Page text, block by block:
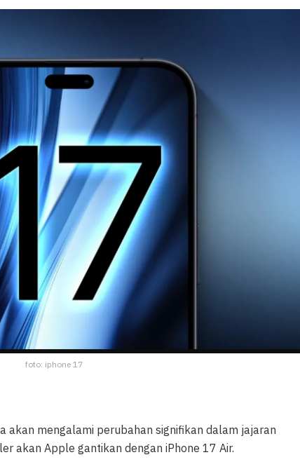
foto: iphone 17
akan mengalami perubahan signifikan dalam jajaran
akan Apple gantikan dengan iPhone 17 Air.